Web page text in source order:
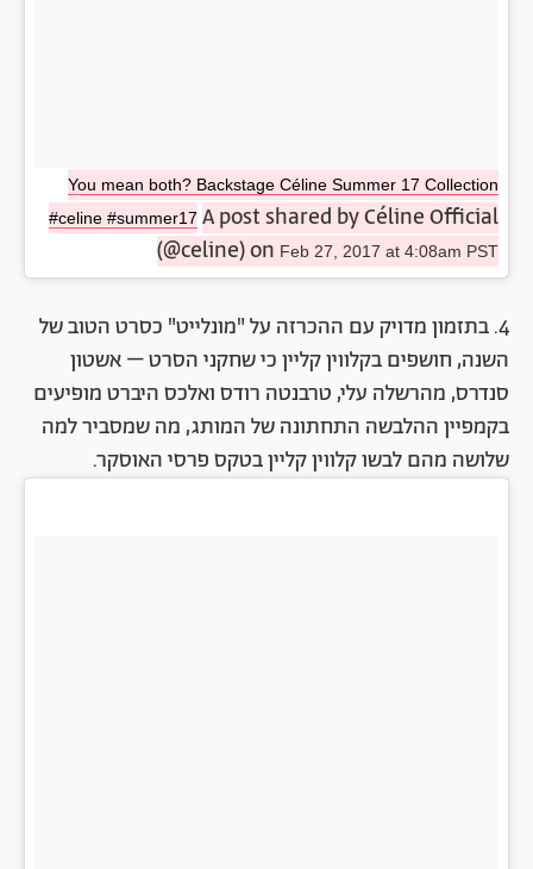
You mean both? Backstage Céline Summer 17 Collection
#celine #summer17 A post shared by Céline Official
(@celine) on Feb 27, 2017 at 4:08am PST
4. בתזמון מדויק עם ההכרזה על "מונלייט" כסרט הטוב של
השנה, חושפים בקלווין קליין כי שחקני הסרט – אשטון
סנדרס, מהרשלה עלי, טרבנטה רודס ואלכס היברט מופיעים
בקמפיין ההלבשה התחתונה של המותג, מה שמסביר למה
שלושה מהם לבשו קלווין קליין בטקס פרסי האוסקר.